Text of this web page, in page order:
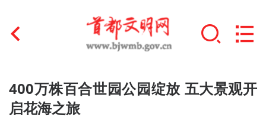
首页
文明创建
400万株百合世园公园绽放 五大景观开
启花海之旅